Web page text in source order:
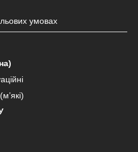
умовах